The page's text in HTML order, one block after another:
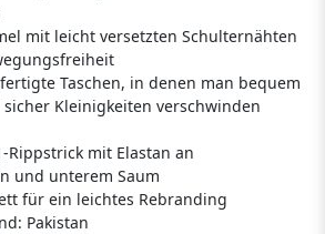
mit leicht versetzten Schulternähten
Taschen, in denen man bequem
Kleinigkeiten verschwinden
Rippstrick mit Elastan an
und unterem Saum
für ein leichtes Rebranding
Pakistan